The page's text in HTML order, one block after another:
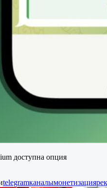
доступна опция
telegramканалымонетизация